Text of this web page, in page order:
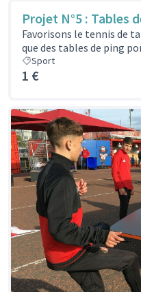
Projet N°5 : Tables
Favorisons le tennis de
que des tables de ping
Sport
1 €